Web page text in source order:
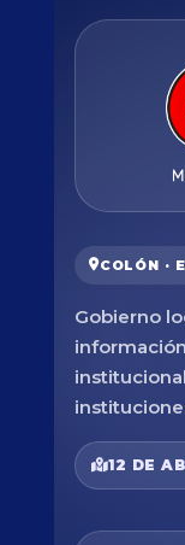
COLÓN ·
Gobierno
12 DE